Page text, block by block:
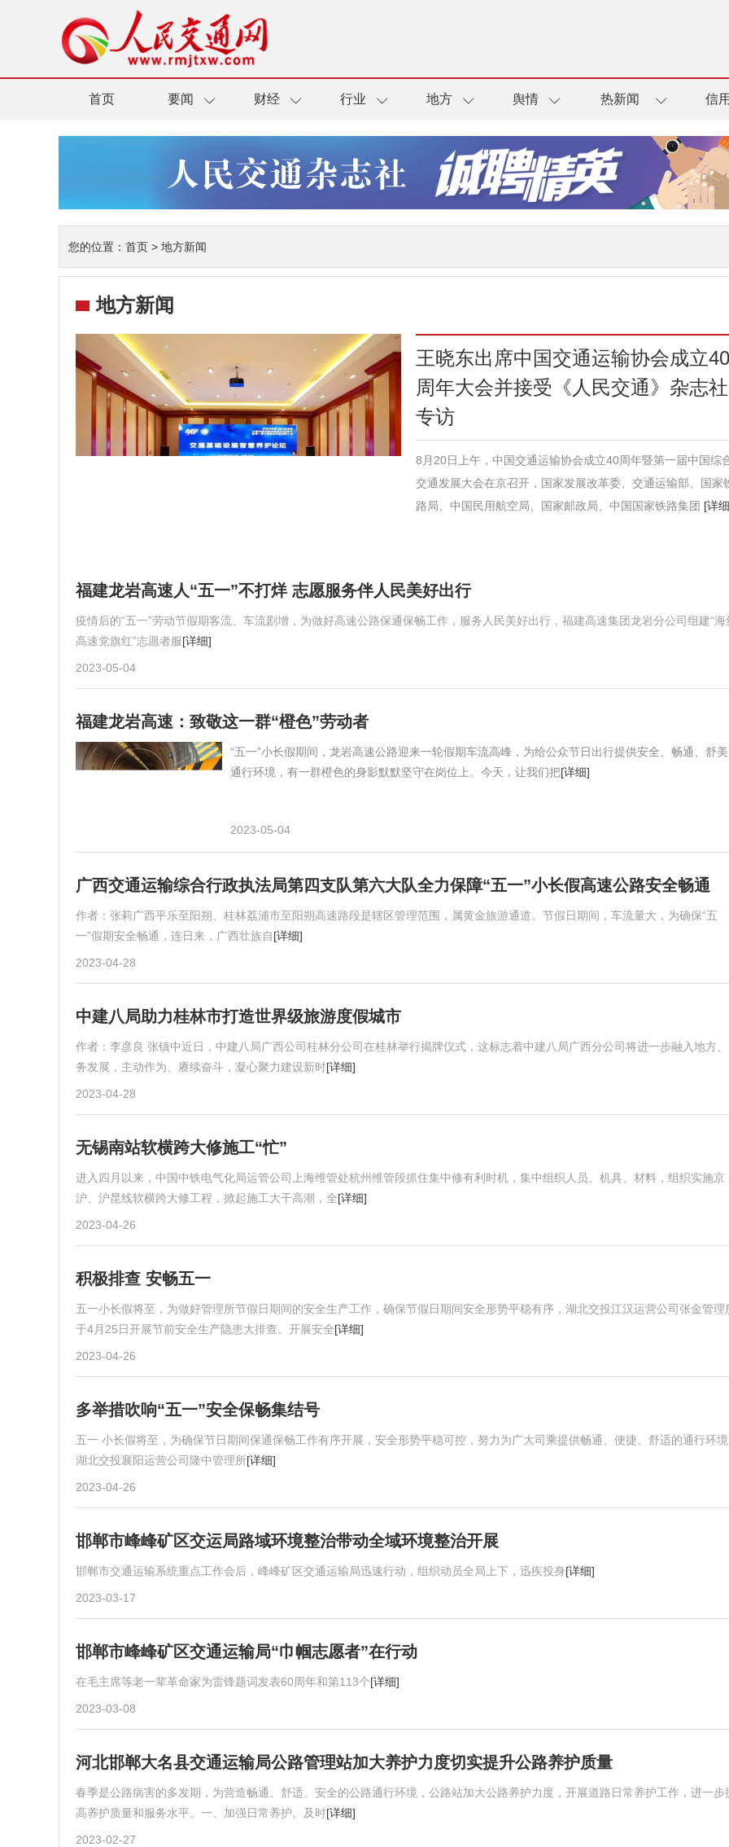
首页 要闻 财经 行业 地方 舆情 热新闻 信
您的位置： 首页 > 地方新闻
地方新闻
王晓东出席中国交通运输协会成立40
周年大会并接受《人民交通》杂志社
专访
8月20日上午，中国交通运输协会成立40周年暨第一届中国综
交通发展大会在京召开，国家发展改革委、交通运输部、国家
路局、中国民用航空局、国家邮政局、中国国家铁路集团 [详
福建龙岩高速人“五一”不打烊 志愿服务伴人民美好出行
疫情后的“五一”劳动节假期客流、车流剧增，为做好高速公路保通保畅工作，服务人民美好出行，福建高速集团龙岩分公司组建“海
高速党旗红”志愿者服[详细]
2023-05-04
福建龙岩高速：致敬这一群“橙色”劳动者
“五一”小长假期间，龙岩高速公路迎来一轮假期车流高峰，为给公众节日出行提供安全、畅通、舒
通行环境，有一群橙色的身影默默坚守在岗位上。今天，让我们把[详细]
2023-05-04
广西交通运输综合行政执法局第四支队第六大队全力保障“五一”小长假高速公路安全畅通
作者：张莉广西平乐至阳朔、桂林荔浦市至阳朔高速路段是辖区管理范围，属黄金旅游通道。节假日期间，车流量大，为确保“五
一”假期安全畅通，连日来，广西壮族自[详细]
2023-04-28
中建八局助力桂林市打造世界级旅游度假城市
作者：李彦良 张镇中近日，中建八局广西公司桂林分公司在桂林举行揭牌仪式，这标志着中建八局广西分公司将进一步融入地方
务发展，主动作为、赓续奋斗，凝心聚力建设新时[详细]
2023-04-28
无锡南站软横跨大修施工“忙”
进入四月以来，中国中铁电气化局运管公司上海维管处杭州维管段抓住集中修有利时机，集中组织人员、机具、材料，组织实施京
沪、沪昆线软横跨大修工程，掀起施工大干高潮，全[详细]
2023-04-26
积极排查 安畅五一
五一小长假将至，为做好管理所节假日期间的安全生产工作，确保节假日期间安全形势平稳有序，湖北交投江汉运营公司张金管理
于4月25日开展节前安全生产隐患大排查。开展安全[详细]
2023-04-26
多举措吹响“五一”安全保畅集结号
五一 小长假将至，为确保节日期间保通保畅工作有序开展，安全形势平稳可控，努力为广大司乘提供畅通、便捷、舒适的通行环
湖北交投襄阳运营公司隆中管理所[详细]
2023-04-26
邯郸市峰峰矿区交运局路域环境整治带动全域环境整治开展
邯郸市交通运输系统重点工作会后，峰峰矿区交通运输局迅速行动，组织动员全局上下，迅疾投身[详细]
2023-03-17
邯郸市峰峰矿区交通运输局“巾帼志愿者”在行动
在毛主席等老一辈革命家为雷锋题词发表60周年和第113个[详细]
2023-03-08
河北邯郸大名县交通运输局公路管理站加大养护力度切实提升公路养护质量
春季是公路病害的多发期，为营造畅通、舒适、安全的公路通行环境，公路站加大公路养护力度，开展道路日常养护工作，进一步
高养护质量和服务水平。一、加强日常养护。及时[详细]
2023-02-27